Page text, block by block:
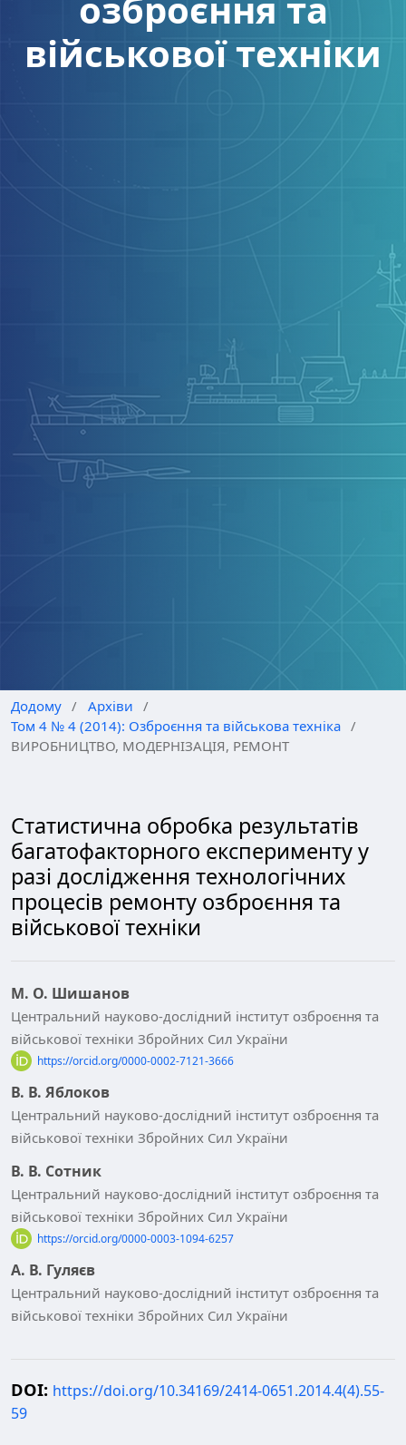
військової техніки
Додому / Архіви
/
Том 4 № 4 (2014): Озброєння та військова техніка /
ВИРОБНИЦТВО, МОДЕРНІЗАЦІЯ, РЕМОНТ
Статистична обробка результатів
багатофакторного експерименту у
разі дослідження технологічних
процесів ремонту озброєння та
військової техніки
М. О. Шишанов
Центральний науково-дослідний інститут озброєння та
військової техніки Збройних Сил України
https://orcid.org/0000-0002-7121-3666
В. В. Яблоков
Центральний науково-дослідний інститут озброєння та
військової техніки Збройних Сил України
В. В. Сотник
Центральний науково-дослідний інститут озброєння та
військової техніки Збройних Сил України
https://orcid.org/0000-0003-1094-6257
А. В. Гуляєв
Центральний науково-дослідний інститут озброєння та
військової техніки Збройних Сил України
DOI: https://doi.org/10.34169/2414-0651.2014.4(4).55-
59